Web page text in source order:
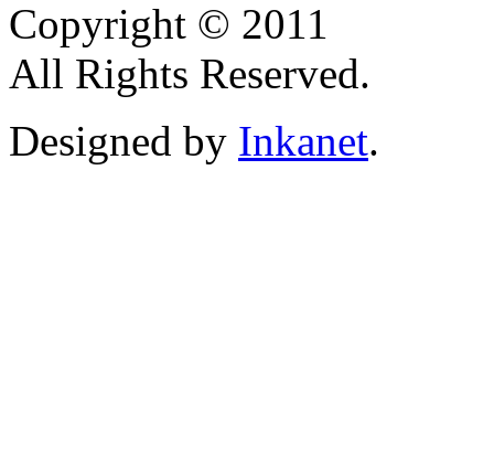
Copyright © 2011
All Rights Reserved.
Designed by Inkanet.